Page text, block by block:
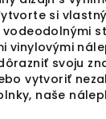
si
vodeodolnými
vinylovými
svoju
vytvoriť
naše